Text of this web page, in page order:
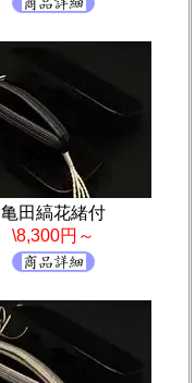
亀田縞花緒付
\8,300円～